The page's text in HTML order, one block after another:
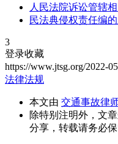
人民法院诉讼管辖
民法典侵权责任编
3
登录收藏
https://www.jtsg.org/2022-
法律法规
本文由 交通事故律
除特别注明外，文
分享，转载请务必保